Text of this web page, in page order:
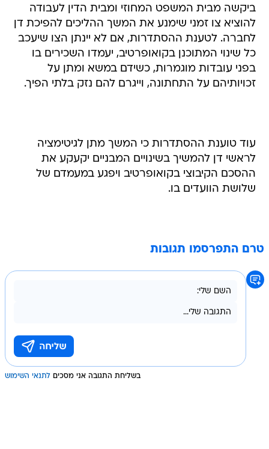
ביקשה מבית המשפט המחוזי ומבית הדין לעבודה
להוציא צו זמני שימנע את המשך ההליכים להפיכת דן
לחברה. לטענת ההסתדרות, אם לא יינתן הצו שיעכב
כל שינוי המתוכנן בקואופרטיב, יעמדו השכירים בו
בפני עובדות מוגמרות, כשידם במשא ומתן על
זכויותיהם על התחתונה, וייגרם להם נזק בלתי הפיך.
עוד טוענת ההסתדרות כי המשך מתן לגיטימציה
לראשי דן להמשיך בשינויים המבניים יקעקע את
ההסכם הקיבוצי בקואופרטיב ויפגע במעמדם של
שלושת הוועדים בו.
טרם התפרסמו תגובות
בשליחת התגובה אני מסכים לתנאי השימוש